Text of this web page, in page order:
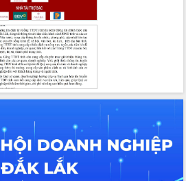
Hội
190